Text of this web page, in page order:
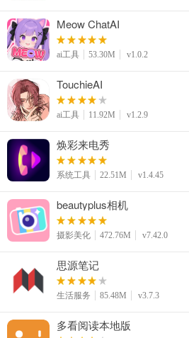
Meow ChatAI
ai工具 53.30M v1.0.2
TouchieAI
ai工具 11.92M v1.2.9
焕彩来电秀
系统工具 22.51M v1.4.45
beautyplus相机
摄影美化 472.76M v7.42.0
思源笔记
生活服务 85.48M v3.7.3
多看阅读本地版